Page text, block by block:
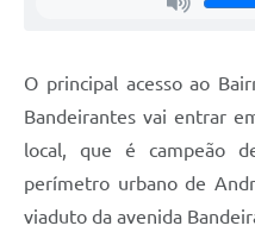
O principal acesso ao
Bandeirantes vai entrar
local, que é campeão
perímetro urbano de
viaduto da avenida